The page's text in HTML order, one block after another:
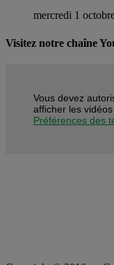
mercredi 1
Visitez notre chaîne
Vous devez
afficher les
Préférences des